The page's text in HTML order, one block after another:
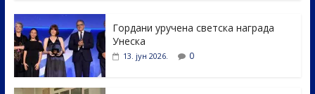
e
b
o
o
itt
er e
dI
e
Гордани уручена светска награда
Унеска
13. јун 2026. 0